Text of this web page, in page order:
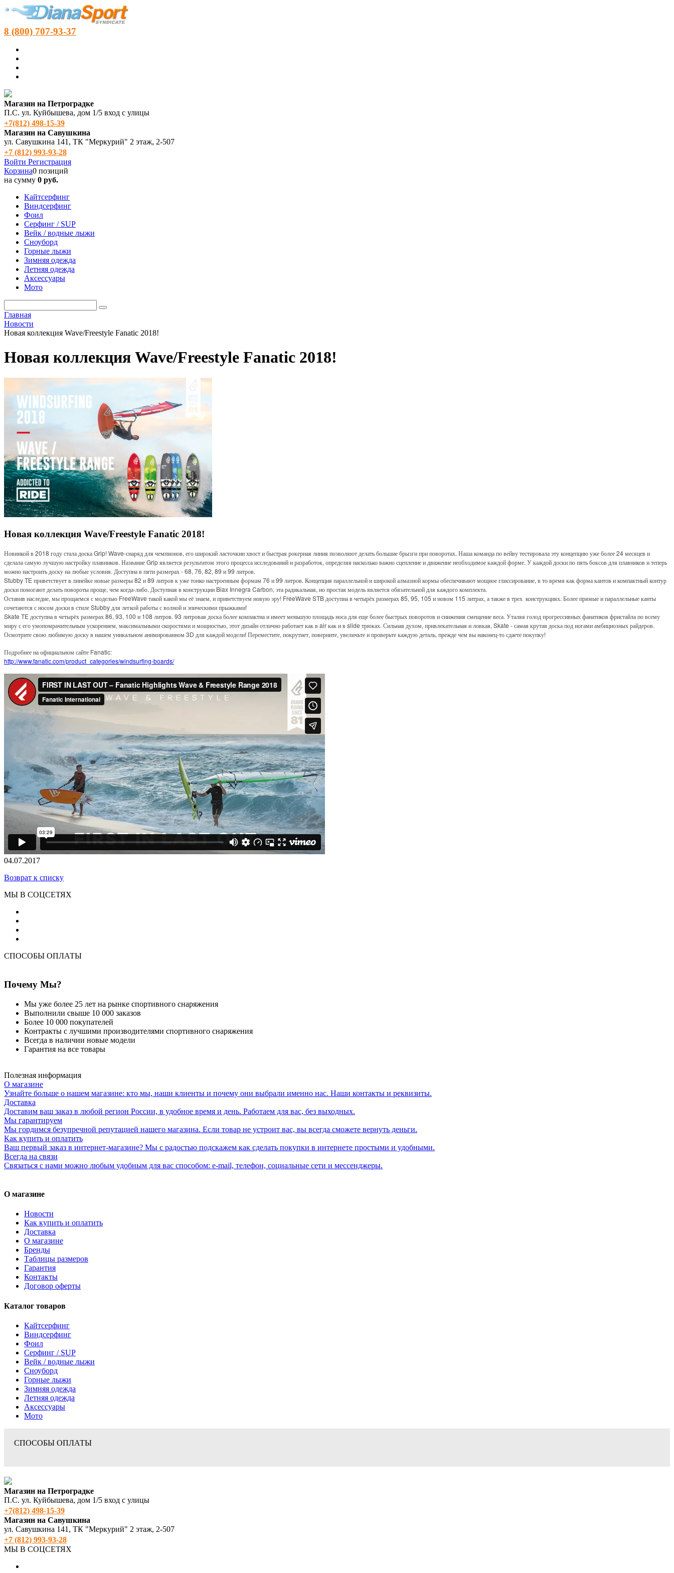
8 (800) 707-93-37
Магазин на Петроградке
П.С. ул. Куйбышева, дом 1/5 вход с улицы
+7(812) 498‑15-39
Магазин на Савушкина
ул. Савушкина 141, ТК "Меркурий" 2 этаж, 2-507
+7 (812) 993-93-28
Войти Регистрация
Корзина0 позиций
на сумму 0 руб.
Кайтсерфинг
Виндсерфинг
Фоил
Серфинг / SUP
Вейк / водные лыжи
Сноуборд
Горные лыжи
Зимняя одежда
Летняя одежда
Аксессуары
Мото
Главная
Новости
Новая коллекция Wave/Freestyle Fanatic 2018!
Новая коллекция Wave/Freestyle Fanatic 2018!
Новая коллекция Wave/Freestyle Fanatic 2018!
Новинкой в 2018 году стала доска Grip! Wave-снаряд для чемпионов, его широкий ласточкин хвост и быстрая рокерная линия позволяют делать большие брызги при поворотах. Наша команда по вейву тестировала эту концепцию уже более 24 месяцев и
сделала самую лучшую настройку плавников. Название Grip является результатом этого процесса исследований и разработок, определяя насколько важно сцепление и движение необходимое каждой форме. У каждой доски по пять боксов для плавников и теперь
можно настроить доску на любые условия. Доступна в пяти размерах - 68, 76, 82, 89 и 99 литров.
Stubby TE приветствует в линейке новые размеры 82 и 89 литров к уже тонко настроенным формам 76 и 99 литров. Концепция параллельной и широкой алмазной кормы обеспечивают мощное глиссирование, в то время как форма кантов и компактный контур
доски помогают делать повороты проще, чем когда-либо. Доступная в конструкции Biax Innegra Carbon, эта радикальная, но простая модель является обязательной для каждого комплекта.
Оставив наследие, мы прощаемся с моделью FreeWave такой какой мы её знаем, и приветствуем новую эру! FreeWave STB доступна в четырёх размерах 85, 95, 105 и новом 115 литрах, а также в трех конструкциях. Более прямые и параллельные канты
сочетаются с носом доски в стиле Stubby для легкой работы с волной и эпическими прыжками!
Skate TE доступна в четырёх размерах 86, 93, 100 и 108 литров. 93 литровая доска более компактна и имеет меньшую площадь носа для еще более быстрых поворотов и снижения смещение веса. Уталяя голод прогрессивных фанатиков фристайла по всему
миру с его умопомрачительным ускорением, максимальными скоростями и мощностью, этот дизайн отлично работает как в air как и в slide трюках. Сильная духом, привлекательная и ловкая, Skate - самая крутая доска под ногами амбициозных райдеров.
Осмотрите свою любимую доску в нашем уникальном анимированном 3D для каждой модели! Переместите, покрутиет, поверните, увеличьте и проверьте каждую деталь, прежде чем вы наконец-то сдаете покупку!
Подробнее на официальном сайте Fanatic:
http://www.fanatic.com/product_categories/windsurfing-boards/
04.07.2017
Возврат к списку
МЫ В СОЦСЕТЯХ
СПОСОБЫ ОПЛАТЫ
Почему Мы?
Мы уже более 25 лет на рынке спортивного снаряжения
Выполнили свыше 10 000 заказов
Более 10 000 покупателей
Контракты с лучшими производителями спортивного снаряжения
Всегда в наличии новые модели
Гарантия на все товары
Полезная информация
О магазине
Узнайте больше о нашем магазине: кто мы, наши клиенты и почему они выбрали именно нас. Наши контакты и реквизиты.
Доставка
Доставим ваш заказ в любой регион России, в удобное время и день. Работаем для вас, без выходных.
Мы гарантируем
Мы гордимся безупречной репутацией нашего магазина. Если товар не устроит вас, вы всегда сможете вернуть деньги.
Как купить и оплатить
Ваш первый заказ в интернет-магазине? Мы с радостью подскажем как сделать покупки в интернете простыми и удобными.
Всегда на связи
Связаться с нами можно любым удобным для вас способом: e-mail, телефон, социальные сети и мессенджеры.
О магазине
Новости
Как купить и оплатить
Доставка
О магазине
Бренды
Таблицы размеров
Гарантия
Контакты
Договор оферты
Каталог товаров
Кайтсерфинг
Виндсерфинг
Фоил
Серфинг / SUP
Вейк / водные лыжи
Сноуборд
Горные лыжи
Зимняя одежда
Летняя одежда
Аксессуары
Мото
СПОСОБЫ ОПЛАТЫ
Магазин на Петроградке
П.С. ул. Куйбышева, дом 1/5 вход с улицы
+7(812) 498‑15-39
Магазин на Савушкина
ул. Савушкина 141, ТК "Меркурий" 2 этаж, 2-507
+7 (812) 993-93-28
МЫ В СОЦСЕТЯХ